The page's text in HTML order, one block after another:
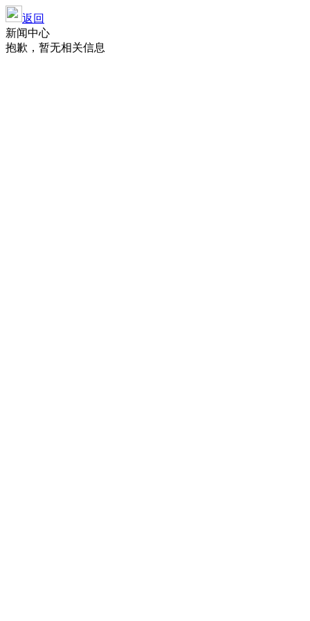
返回
新闻中心
抱歉，暂无相关信息